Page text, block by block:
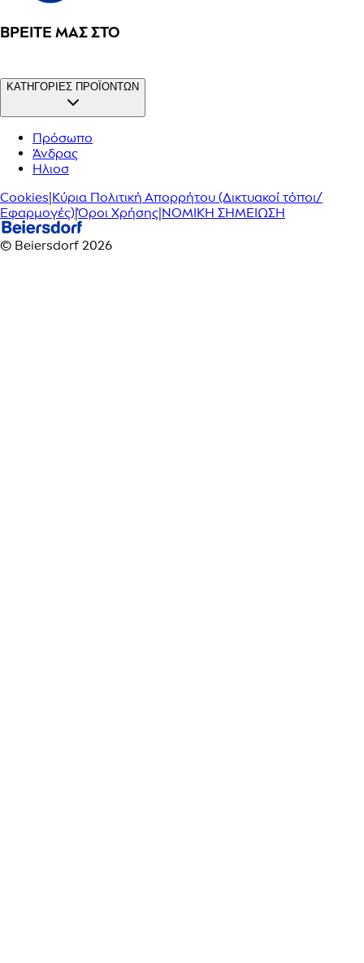
ΒΡΕΊΤΕ ΜΑΣ ΣΤΟ
ΚΑΤΗΓΟΡΙΕΣ ΠΡΟΪΟΝΤΩΝ
Πρόσωπο
Άνδρας
Ηλιοσ
Cookies|Κύρια Πολιτική Απορρήτου (Δικτυακοί τόποι/
Εφαρμογές)|Όροι Χρήσης|ΝΟΜΙΚΗ ΣΗΜΕΙΩΣΗ
© Beiersdorf 2026